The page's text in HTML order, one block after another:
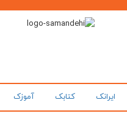
ایرانک کتابک آموزک